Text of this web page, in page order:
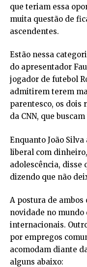
que teriam essa
muita questão de
ascendentes.
Estão nessa
do apresentador
jogador de futebol
admitirem terem
parentesco, os dois
da CNN, que
Enquanto João
liberal com dinheiro,
adolescência, disse
dizendo que não
A postura de ambos
novidade no mundo
internacionais.
por empregos
acomodam diante
alguns abaixo: